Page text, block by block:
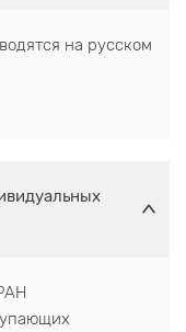
на русском